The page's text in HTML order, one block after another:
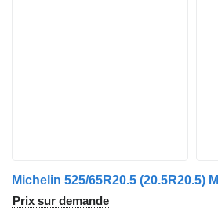
Michelin 525/65R20.5 (20.5R20.5)
Prix sur demande